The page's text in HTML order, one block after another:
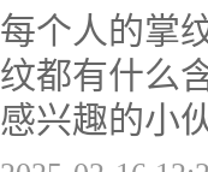
每个人的掌
纹都有什么
感兴趣的小